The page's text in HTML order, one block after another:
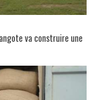
va construire une